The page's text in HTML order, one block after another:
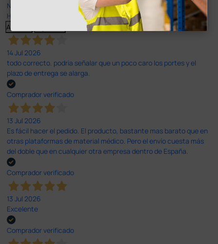
Nuestras reseñas de 4 y 5 estrellas.
Haga clic aquí para leerlos todos >
Anterior
14 Jul 2026
todo correcto. podria señalar que un poco caro los portes y el
plazo de entrega se alarga.
Comprador verificado
13 Jul 2026
Es fácil hacer el pedido. El producto, bastante mas barato que en
otras plataformas de material médico. Pero el envío cuesta más
del doble que en cualquier otra empresa dentro de España.
Comprador verificado
13 Jul 2026
Excelente
Comprador verificado